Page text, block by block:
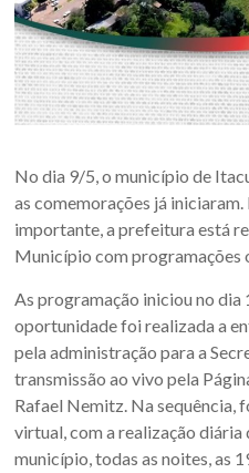
Fronteira
Oeste
do
estado
do
Grande
do
Sul.
No dia 9/5, o município de
as comemorações já
importante, a prefeitura está
Município com programações
As programação iniciou no dia
oportunidade foi realizada a
pela administração para a
transmissão ao vivo pela
Rafael Nemitz. Na sequência,
virtual, com a realização diária
município, todas as noites, as